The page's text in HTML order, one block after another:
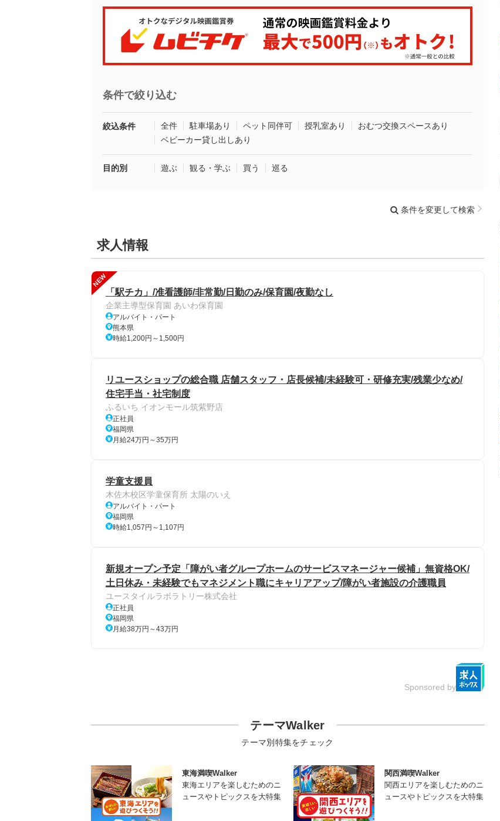
条件で絞り込む
絞込条件 全件 駐車場あり ペット同伴可 授乳室あり
おむつ交換スペースあり
ベビーカー貸し出しあり
目的別 遊ぶ 観る・学ぶ 買う 巡る
条件を変更して検索
求人情報
NEW
「駅チカ」/准看護師/非常勤/日勤のみ/保育園/夜勤なし
企業主導型保育園 あいわ保育園
アルバイト・パート
熊本県
時給1,200円～1,500円
リユースショップの総合職 店舗スタッフ・店長候補/未経験可・研修充実/残業少なめ/
住宅手当・社宅制度
ふるいち イオンモール筑紫野店
正社員
福岡県
月給24万円～35万円
学童支援員
木佐木校区学童保育所 太陽のいえ
アルバイト・パート
福岡県
時給1,057円～1,107円
新規オープン予定「障がい者グループホームのサービスマネージャー候補」無資格OK/
土日休み・未経験でもマネジメント職にキャリアアップ/障がい者施設の介護職員
ユースタイルラボラトリー株式会社
正社員
福岡県
月給38万円～43万円
Sponsored by
テーマWalker
テーマ別特集をチェック
東海満喫Walker
東海エリアを楽しむためのニ
ュースやトピックスを大特集
関西満喫Walker
関西エリアを楽しむためのニ
ュースやトピックスを大特集